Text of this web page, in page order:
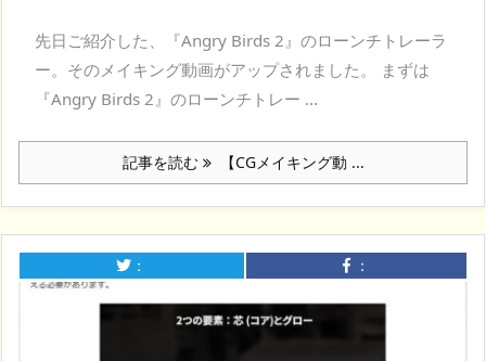
先日ご紹介した、『Angry Birds 2』のローンチトレーラ
ー。そのメイキング動画がアップされました。 まずは
『Angry Birds 2』のローンチトレー ...
記事を読む 【CGメイキング動 ...
： ：